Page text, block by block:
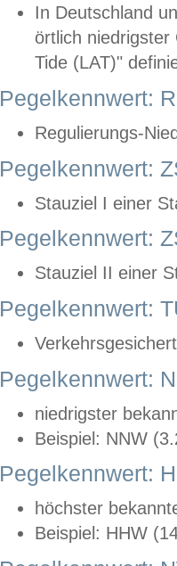
In Deutschland
örtlich
Tide (LAT)"
Pegelkennwert:
Regulierungs-
Pegelkennwert:
Stauziel I einer
Pegelkennwert:
Stauziel II einer
Pegelkennwert:
Pegelkennwert:
niedrigster
Beispiel: NNW
Pegelkennwert:
höchster
Beispiel: HHW